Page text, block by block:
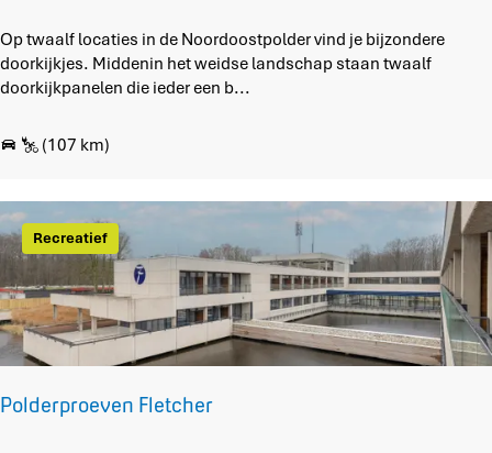
o
s
t
o
e
r
D
e
m
o
t
e
d
o
o
r
k
j
Op twaalf locaties in de Noordoostpolder vind je bijzondere
doorkijkjes. Middenin het weidse landschap staan twaalf
doorkijkpanelen die ieder een b...
(107 km)
Polderproeven Fletcher
Recreatief